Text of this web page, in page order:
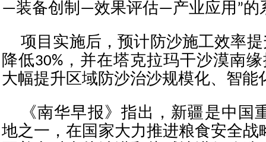
—装备创制—效果评估—产业应用”的
项目实施后，预计防沙施工效率提
降低30%，并在塔克拉玛干沙漠南
大幅提升区域防沙治沙规模化、智能
《南华早报》指出，新疆是中国
地之一，在国家大力推进粮食安全战